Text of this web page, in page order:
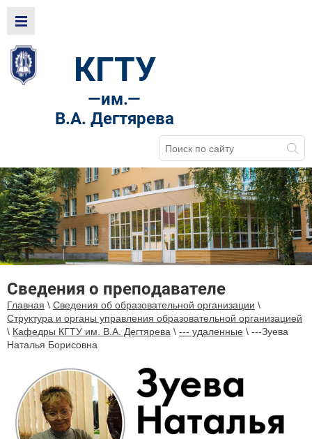
КГТУ
—им.—
В.А. Дегтярева
Сведения о преподавателе
Главная \ Сведения об образовательной организации \
Структура и органы управления образовательной организацией
\ Кафедры КГТУ им. В.А. Дегтярева \ --- удаленные \ ---Зуева
Наталья Борисовна